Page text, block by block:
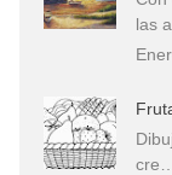
las
cre…